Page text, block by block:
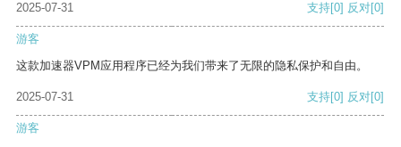
2025-07-31 支持[0] 反对[0]
游客
这款加速器VPM应用程序已经为我们带来了无限的隐私保护和自由。
2025-07-31 支持[0] 反对[0]
游客